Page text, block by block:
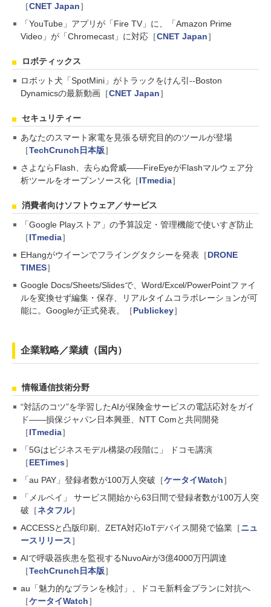
［CNET Japan］
「YouTube」アプリが「Fire TV」に、「Amazon Prime
Video」が「Chromecast」に対応［CNET Japan］
ロボティックス
ロボット犬「SpotMini」がトラックをけん引--Boston
Dynamicsの最新動画［CNET Japan］
セキュリティー
あなたのスマート家電を見張る研究目的のツールが登場
［TechCrunch日本版］
さよならFlash、去らぬ脅威――FireEyeがFlashマルウェア分
析ツールをオープンソース化［ITmedia］
消費者向けソフトウェア／サービス
「Google Playストア」の予算設定・管理機能で使いすぎ防止
［ITmedia］
EHangがウイーンでフライングタクシーを発表［DRONE
TIMES］
Google Docs/Sheets/Slidesで、Word/Excel/PowerPointファイ
ルを変換せず編集・保存、リアルタイムコラボレーションが可
能に。Googleが正式発表。［Publickey］
企業戦略／業績（国内）
情報通信技術分野
“対話のコツ”を学習したAIが保険金サービスの電話応対をガイ
ド――損保ジャパン日本興亜、NTT Comと共同開発
［ITmedia］
「5Gはビジネスモデル構築の段階に」 ドコモ講演
［EETimes］
「au PAY」登録者数が100万人突破［ケータイWatch］
「メルペイ」 サービス開始から63日間で登録者数が100万人突
破［ネタフル］
ACCESSと凸版印刷、ZETA対応IoTデバイス開発で協業［ニュ
ースリリース］
AIで呼吸器疾患を監視するNuvoAirが3億4000万円調達
［TechCrunch日本版］
au「魅力的なプランを検討」、ドコモ新料金プランに対抗へ
［ケータイWatch］